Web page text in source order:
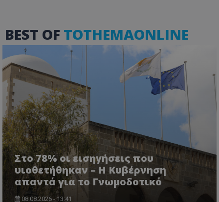
BEST OF TOTHEMAONLINE
Στο 78% οι εισηγήσεις που
υιοθετήθηκαν – Η Κυβέρνηση
απαντά για το Γνωμοδοτικό
08.08.2026 - 13:41
VISITOR_PRIVACY_METADATA
YouTube
.youtube.com